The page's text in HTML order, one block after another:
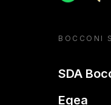
BOCCONI
SDA
Egea